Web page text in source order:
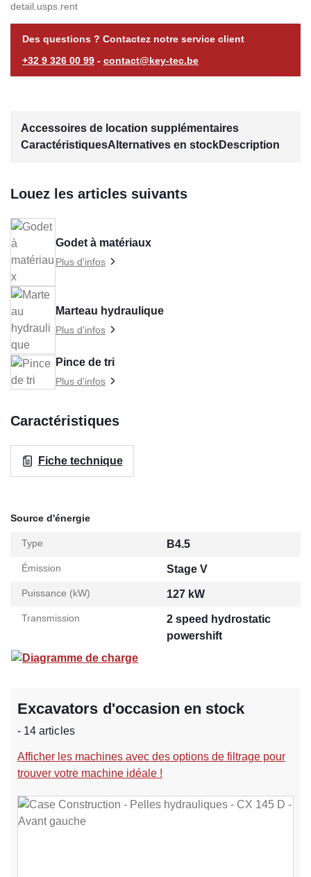
detail.usps.rent
Des questions ? Contactez notre service client
+32 9 326 00 99 - contact@key-tec.be
Accessoires de location supplémentaires
CaractéristiquesAlternatives en stockDescription
Louez les articles suivants
Godet à matériaux
Plus d'infos
Marteau hydraulique
Plus d'infos
Pince de tri
Plus d'infos
Caractéristiques
Fiche technique
Source d'énergie
Type B4.5
Émission Stage V
Puissance (kW) 127 kW
Transmission
2 speed hydrostatic
powershift
Diagramme de charge
Excavators d'occasion en stock
- 14 articles
Afficher les machines avec des options de filtrage pour
trouver votre machine idéale !